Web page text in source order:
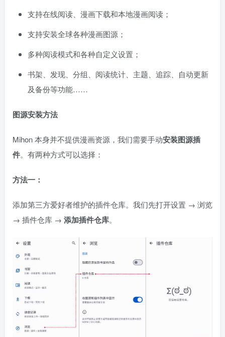
支持在线阅读、漫画下载和本地漫画阅读；
支持安装全球各种漫画图源；
多种阅读模式和各种自定义设置；
书架、发现、分组、阅读统计、主题、追踪、自动更新
及备份等功能……
图源安装方法
Mihon 本身并不提供漫画资源，我们需要手动安装图源插
件。有两种方式可以选择：
方法一：
添加第三方爱好者维护的插件仓库。我们先打开设置 → 浏览
→ 插件仓库 → 添加插件仓库。